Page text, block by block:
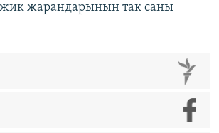
жарандарынын так саны